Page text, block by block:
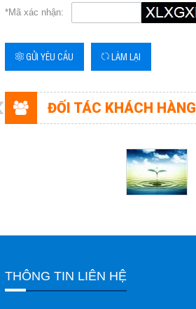
*Mã xác nhận:
GỬI YÊU CẦU LÀM LẠI
ĐỐI TÁC KHÁCH HÀNG
THÔNG TIN LIÊN HỆ
Nhắn tin
Mail
COPYRIGHT 2017. ALL RIGHTS RESERVED